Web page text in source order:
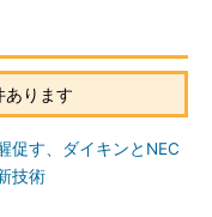
ります
促す、ダイキンとNEC
技術